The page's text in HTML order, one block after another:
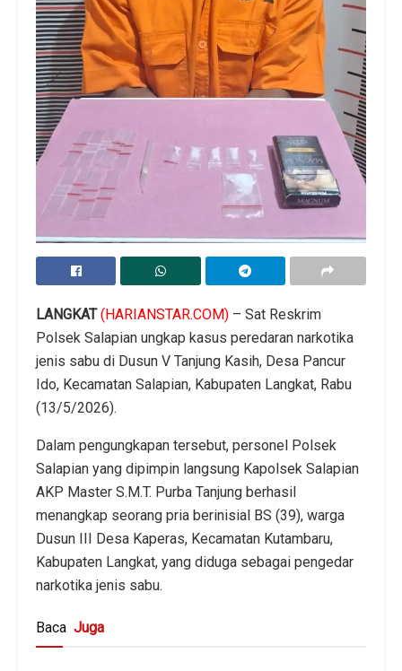
LANGKAT(HARIANSTAR.COM) – Sat Reskrim
Polsek Salapian ungkap kasus peredaran narkotika
jenis sabu di Dusun V Tanjung Kasih, Desa Pancur
Ido, Kecamatan Salapian, Kabupaten Langkat, Rabu
(13/5/2026).
Dalam pengungkapan tersebut, personel Polsek
Salapian yang dipimpin langsung Kapolsek Salapian
AKP Master S.M.T. Purba Tanjung berhasil
menangkap seorang pria berinisial BS (39), warga
Dusun III Desa Kaperas, Kecamatan Kutambaru,
Kabupaten Langkat, yang diduga sebagai pengedar
narkotika jenis sabu.
Baca Juga